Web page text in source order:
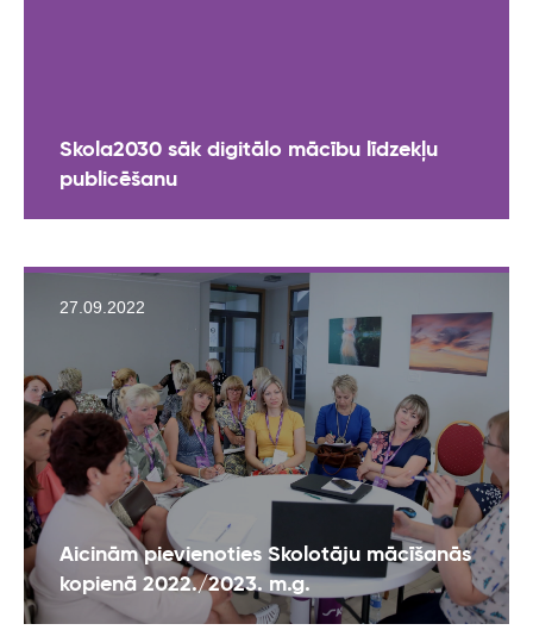
Skola2030 sāk digitālo mācību līdzekļu
publicēšanu
27.09.2022
Aicinām pievienoties Skolotāju mācīšanās
kopienā 2022./2023. m.g.